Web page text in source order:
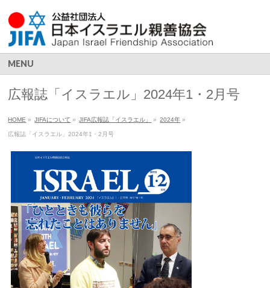
MENU
広報誌「イスラエル」2024年1・2月号
HOME » JIFAについて » JIFA広報誌「イスラエル」 » 2024年 »
広報誌「イスラエル」2024年1・2月号